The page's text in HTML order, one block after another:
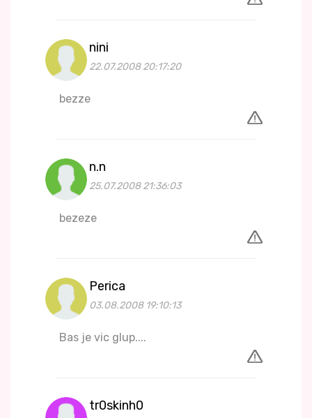
nini
22.07.2008 20:17:20
bezze
n.n
25.07.2008 21:36:03
bezeze
Perica
03.08.2008 19:10:13
Bas je vic glup....
tr0skinh0